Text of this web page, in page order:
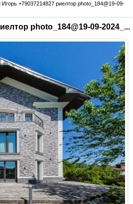
Игорь +79037214827 риелтор photo_184@19-09-
photo_184@19-09-2024_...